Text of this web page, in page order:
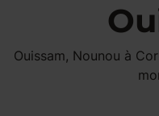
Ouissam, Nounou à